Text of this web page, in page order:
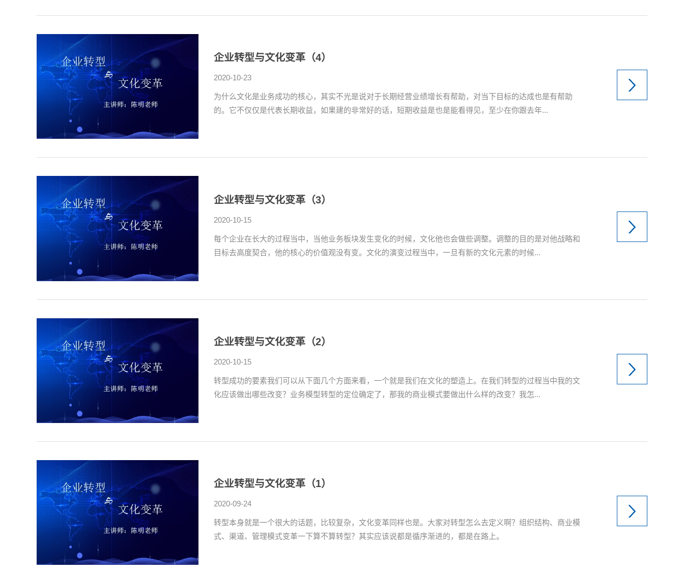
企业转型与文化变革（4）
2020-10-23
为什么文化是业务成功的核心，其实不光是说对于长期经营业绩增长有帮助，对当下目标的达成也是有帮助
的。它不仅仅是代表长期收益，如果建的非常好的话，短期收益是也是能看得见，至少在你跟去年...
企业转型与文化变革（3）
2020-10-15
每个企业在长大的过程当中，当他业务板块发生变化的时候，文化他也会做些调整。调整的目的是对他战略和
目标去高度契合，他的核心的价值观没有变。文化的演变过程当中，一旦有新的文化元素的时候...
企业转型与文化变革（2）
2020-10-15
转型成功的要素我们可以从下面几个方面来看，一个就是我们在文化的塑造上。在我们转型的过程当中我的文
化应该做出哪些改变？业务模型转型的定位确定了，那我的商业模式要做出什么样的改变？我怎...
企业转型与文化变革（1）
2020-09-24
转型本身就是一个很大的话题，比较复杂，文化变革同样也是。大家对转型怎么去定义啊？组织结构、商业模
式、渠道、管理模式变革一下算不算转型？其实应该说都是循序渐进的，都是在路上。